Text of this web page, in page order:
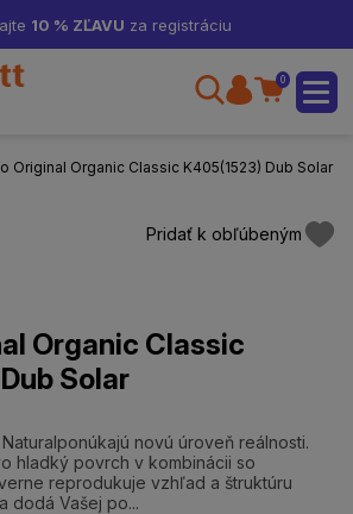
10 % ZĽAVU za registráciu
0
Original Organic Classic K405(1523) Dub Solar
Pridať k obľúbeným
Organic Classic
Solar
novú úroveň reálnosti.
hladký povrch v kombinácii so
reprodukuje vzhľad a štruktúru
dodá Vašej po...